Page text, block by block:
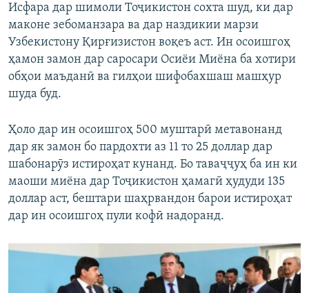
Исфара дар шимоли Тоҷикистон сохта шуд, ки дар
маконе зебоманзара ва дар наздикии марзи
Узбекистону Қирғизистон воқеъ аст. Ин осоишгоҳ
ҳамон замон дар саросари Осиёи Миёна ба хотири
обҳои маъданӣ ва гилҳои шифобахшаш машҳур
шуда буд.
Ҳоло дар ин осоишгоҳ 500 муштарӣ метавонанд
дар як замон бо пардохти аз 11 то 25 доллар дар
шабонарӯз истироҳат кунанд. Бо таваҷҷуҳ ба ин ки
маоши миёна дар Тоҷикистон ҳамагӣ ҳудуди 135
доллар аст, бештари шаҳрвандон барои истироҳат
дар ин осоишгоҳ пули кофӣ надоранд.